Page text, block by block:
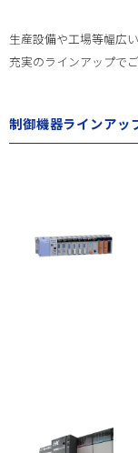
生産設備や工場等幅広
充実のラインアップでご
制御機器ラインアッ